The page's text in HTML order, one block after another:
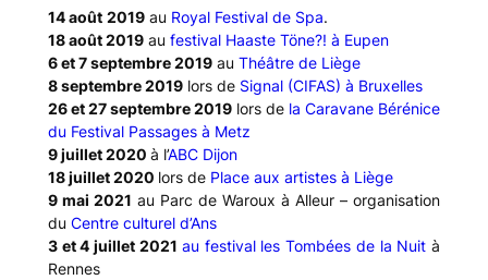
14 août 2019au Royal Festival de Spa.
18 août 2019au festival Haaste Töne?! à Eupen
6 et 7 septembre 2019au Théâtre de Liège
8 septembre 2019lors de Signal (CIFAS) à Bruxelles
26 et 27 septembre 2019lors de la Caravane Bérénice
du Festival Passages à Metz
9 juillet 2020 à l’ABC Dijon
18 juillet 2020 lors de Place aux artistes à Liège
9 mai 2021 au Parc de Waroux à Alleur – organisation
du Centre culturel d’Ans
3 et 4 juillet 2021 au festival les Tombées de la Nuità
Rennes